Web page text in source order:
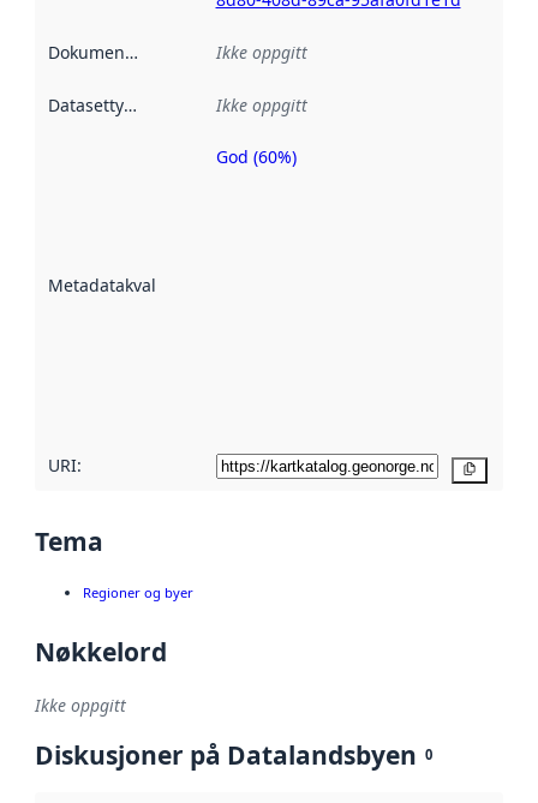
Dokumentasjon Ikke oppgitt
Datasettype Ikke oppgitt
Metadatakvalitet
Metadatakvalitet
God (60%)
URI:
Tema
Regioner og byer
Nøkkelord
Ikke oppgitt
Diskusjoner på Datalandsbyen 0